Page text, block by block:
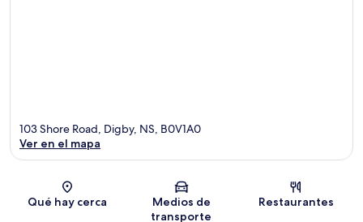
Sección del mapa
103 Shore Road, Digby, NS, B0V1A0
Ver en el mapa
Qué hay cerca
Medios de
transporte
Restaurantes